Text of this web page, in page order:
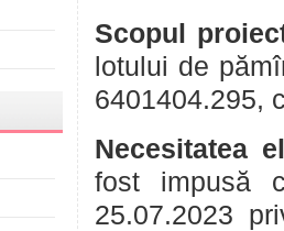
Scopul
lotului de
6401404.295,
Necesitatea
fost impusă
25.07.2023